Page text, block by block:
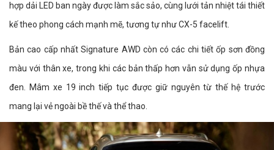
hợp dải LED ban ngày được làm sắc sảo, cùng lưới tản nhiệt tái thiết
kế theo phong cách mạnh mẽ, tương tự như CX-5 facelift.
Bản cao cấp nhất Signature AWD còn có các chi tiết ốp sơn đồng
màu với thân xe, trong khi các bản thấp hơn vẫn sử dụng ốp nhựa
đen. Mâm xe 19 inch tiếp tục được giữ nguyên từ thế hệ trước
mang lại vẻ ngoài bề thế và thể thao.